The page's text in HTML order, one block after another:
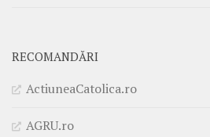
RECOMANDĂRI
ActiuneaCatolica.ro
AGRU.ro